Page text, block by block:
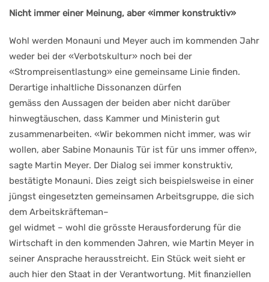
Nicht immer einer Meinung, aber «immer konstruktiv»
Wohl werden Monauni und Meyer auch im kommenden Jahr
weder bei der «Verbotskultur» noch bei der
«Strompreisentlastung» eine gemeinsame Linie finden.
Derartige inhaltliche Dissonanzen dürfen
gemäss den Aussagen der beiden aber nicht darüber
hinwegtäuschen, dass Kammer und Ministerin gut
zusammenarbeiten. «Wir bekommen nicht immer, was wir
wollen, aber Sabine Monaunis Tür ist für uns immer offen»,
sagte Martin Meyer. Der Dialog sei immer konstruktiv,
bestätigte Monauni. Dies zeigt sich beispielsweise in einer
jüngst eingesetzten gemeinsamen Arbeitsgruppe, die sich
dem Arbeitskräfteman–
gel widmet – wohl die grösste Herausforderung für die
Wirtschaft in den kommenden Jahren, wie Martin Meyer in
seiner Ansprache herausstreicht. Ein Stück weit sieht er
auch hier den Staat in der Verantwortung. Mit finanziellen